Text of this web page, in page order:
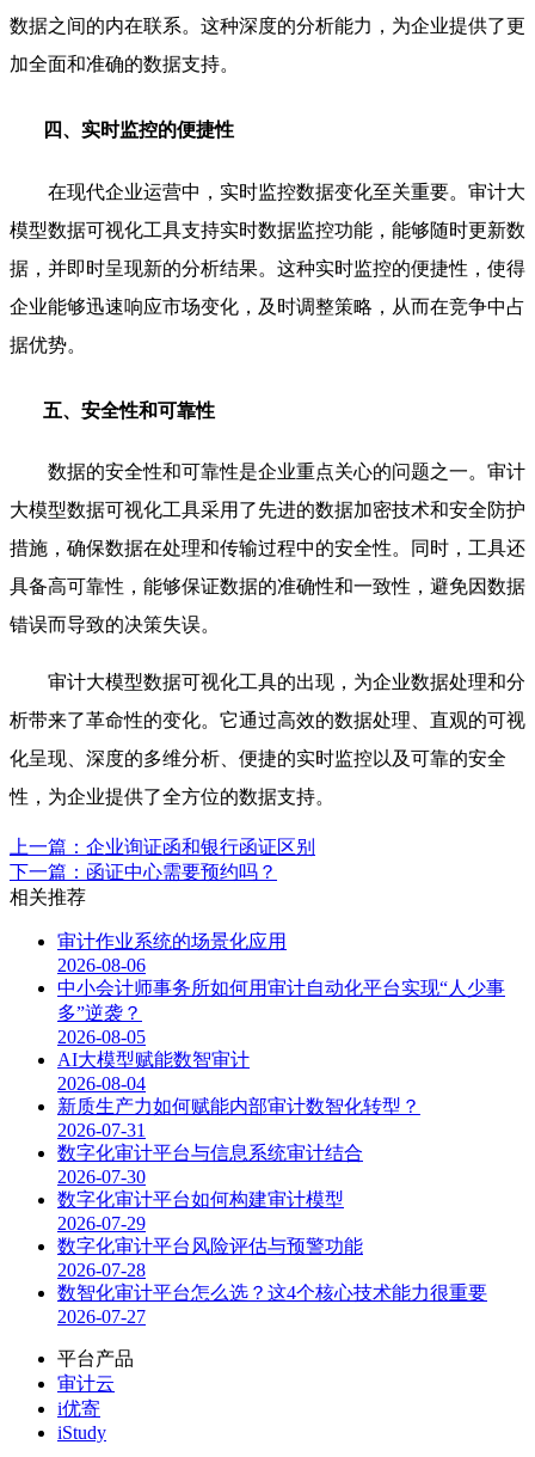
数据之间的内在联系。这种深度的分析能力，为企业提供了更
加全面和准确的数据支持。
四、实时监控的便捷性
在现代企业运营中，实时监控数据变化至关重要。审计大
模型数据可视化工具支持实时数据监控功能，能够随时更新数
据，并即时呈现新的分析结果。这种实时监控的便捷性，使得
企业能够迅速响应市场变化，及时调整策略，从而在竞争中占
据优势。
五、安全性和可靠性
数据的安全性和可靠性是企业重点关心的问题之一。审计
大模型数据可视化工具采用了先进的数据加密技术和安全防护
措施，确保数据在处理和传输过程中的安全性。同时，工具还
具备高可靠性，能够保证数据的准确性和一致性，避免因数据
错误而导致的决策失误。
审计大模型数据可视化工具的出现，为企业数据处理和分
析带来了革命性的变化。它通过高效的数据处理、直观的可视
化呈现、深度的多维分析、便捷的实时监控以及可靠的安全
性，为企业提供了全方位的数据支持。
上一篇：企业询证函和银行函证区别
下一篇：函证中心需要预约吗？
相关推荐
审计作业系统的场景化应用
2026-08-06
中小会计师事务所如何用审计自动化平台实现“人少事
多”逆袭？
2026-08-05
AI大模型赋能数智审计
2026-08-04
新质生产力如何赋能内部审计数智化转型？
2026-07-31
数字化审计平台与信息系统审计结合
2026-07-30
数字化审计平台如何构建审计模型
2026-07-29
数字化审计平台风险评估与预警功能
2026-07-28
数智化审计平台怎么选？这4个核心技术能力很重要
2026-07-27
平台产品
审计云
i优寄
iStudy